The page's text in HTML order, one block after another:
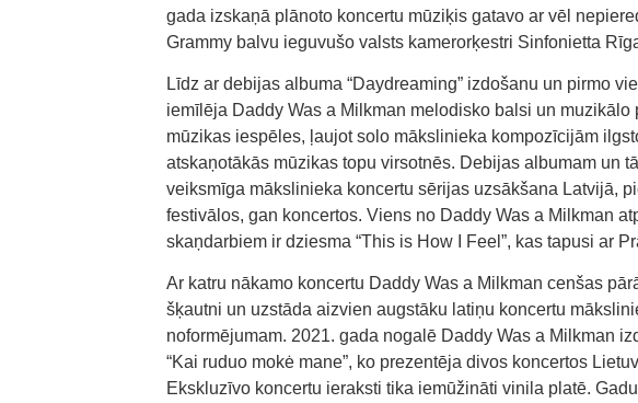
gada izskaņā plānoto koncertu mūziķis gatavo ar vēl
Grammy balvu ieguvušo valsts kamerorķestri Sinfonietta
Līdz ar debijas albuma “Daydreaming” izdošanu un pirmo
iemīlēja Daddy Was a Milkman melodisko balsi un
mūzikas iespēles, ļaujot solo mākslinieka kompozīcijām
atskaņotākās mūzikas topu virsotnēs. Debijas albumam un
veiksmīga mākslinieka koncertu sērijas uzsākšana Latvijā,
festivālos, gan koncertos. Viens no Daddy Was a Milkman
skaņdarbiem ir dziesma “This is How I Feel”, kas tapusi ar
Ar katru nākamo koncertu Daddy Was a Milkman cenšas
šķautni un uzstāda aizvien augstāku latiņu koncertu
noformējumam. 2021. gada nogalē Daddy Was a Milkman
“Kai ruduo mokė mane”, ko prezentēja divos koncertos
Ekskluzīvo koncertu ieraksti tika iemūžināti vinila platē.